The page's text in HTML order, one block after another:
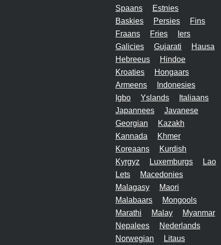
Spaans
Estnies
Baskies
Persies
Fins
Fraans
Fries
Iers
Galicies
Gujarati
Hausa
Hebreeus
Hindoe
Kroaties
Hongaars
Armeens
Indonesies
Igbo
Yslands
Italiaans
Japannees
Javanese
Georgian
Kazakh
Kannada
Khmer
Koreaans
Kurdish
Kyrgyz
Luxemburgs
Lao
Lets
Macedonies
Malagasy
Maori
Malabaars
Mongools
Marathi
Malay
Myanmar
Nepalees
Nederlands
Norwegian
Litaus